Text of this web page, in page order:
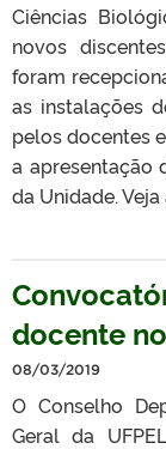
Ciências
novos
foram
as instalações
pelos docentes
a apresentação
da Unidade.
docente
08/03/2019
O Conselho
Geral da